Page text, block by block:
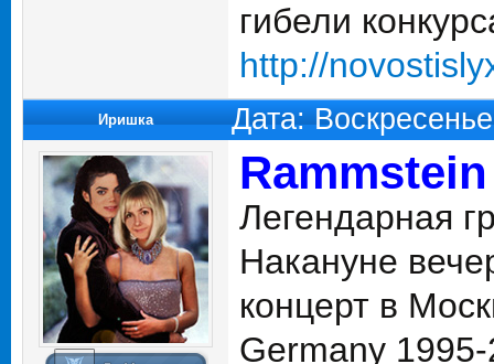
гибели
http://
Иришка Дата:
Легендарная
Накануне
концерт в
Germany